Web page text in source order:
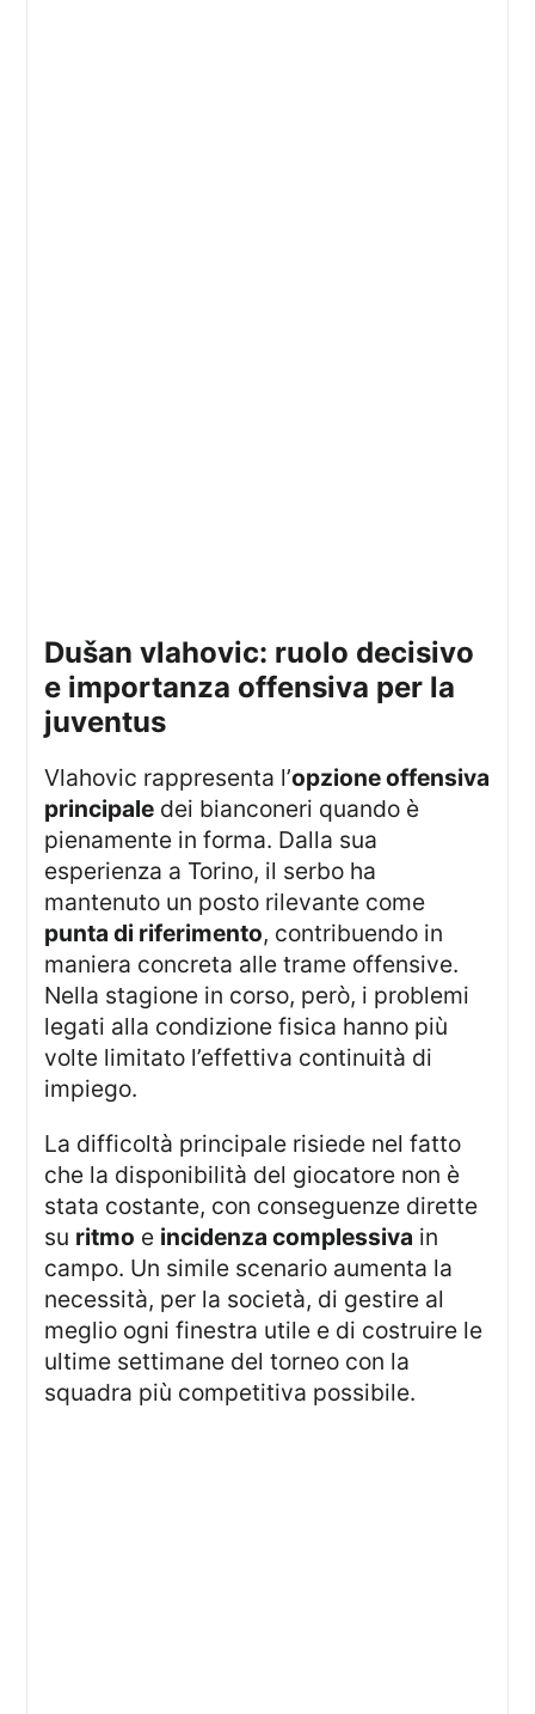
dušan vlahovic: ruolo decisivo
e importanza offensiva per la
juventus
Vlahovic rappresenta l’opzione offensiva
principale dei bianconeri quando è
pienamente in forma. Dalla sua
esperienza a Torino, il serbo ha
mantenuto un posto rilevante come
punta di riferimento, contribuendo in
maniera concreta alle trame offensive.
Nella stagione in corso, però, i problemi
legati alla condizione fisica hanno più
volte limitato l’effettiva continuità di
impiego.
La difficoltà principale risiede nel fatto
che la disponibilità del giocatore non è
stata costante, con conseguenze dirette
su ritmo e incidenza complessiva in
campo. Un simile scenario aumenta la
necessità, per la società, di gestire al
meglio ogni finestra utile e di costruire le
ultime settimane del torneo con la
squadra più competitiva possibile.